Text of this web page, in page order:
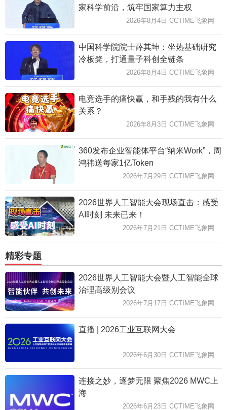
家科学前沿，筑牢国家算力主权
2026年8月4日 CCTIME飞象网
中国科学院院士薛其坤：坐热基础研究
冷板凳，打通量子科创全链条
2026年8月4日 CCTIME飞象网
电竞选手的痛快赢，和手残的我有什么
关系？
2026年8月3日 CCTIME飞象网
360发布企业智能体平台“纳米Work”，周
鸿祎送每家1亿Token
2026年7月29日 CCTIME飞象网
2026世界人工智能大会现场直击：感受
AI时刻 未来已来！
2026年7月21日 CCTIME飞象网
精彩专题
2026世界人工智能大会暨人工智能全球
治理高级别会议
2026年7月17日 CCTIME飞象网
直播 | 2026工业互联网大会
2026年6月30日 CCTIME飞象网
连接之妙，逐梦无限 聚焦2026 MWC上
海
2026年6月23日 CCTIME飞象网